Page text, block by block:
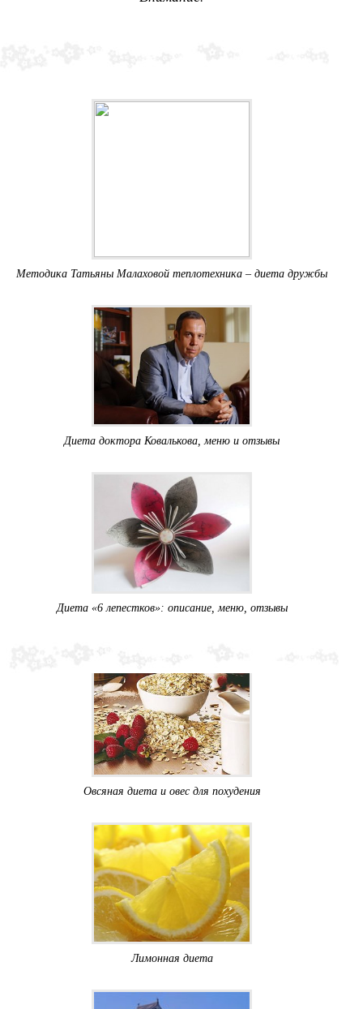
Методика Татьяны Малаховой теплотехника – диета дружбы
Диета доктора Ковалькова, меню и отзывы
Диета «6 лепестков»: описание, меню, отзывы
Овсяная диета и овес для похудения
Лимонная диета